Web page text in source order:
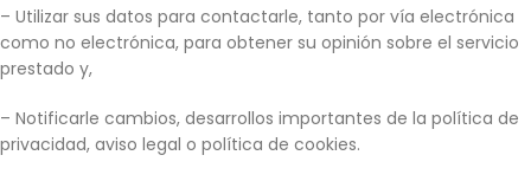
– Utilizar sus datos para contactarle, tanto por vía electrónica
como no electrónica, para obtener su opinión sobre el servicio
prestado y,
– Notificarle cambios, desarrollos importantes de la política de
privacidad, aviso legal o política de cookies.